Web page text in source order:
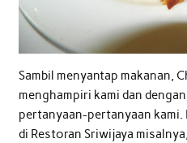
Sambil menyantap makanan,
menghampiri kami dan
pertanyaan-pertanyaan
di Restoran Sriwijaya